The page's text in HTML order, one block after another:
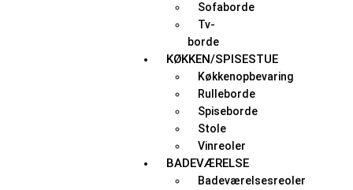
Sofaborde
Tv-
borde
KØKKEN/SPISESTUE
Køkkenopbevaring
Rulleborde
Spiseborde
Stole
Vinreoler
BADEVÆRELSE
Badeværelsesreoler